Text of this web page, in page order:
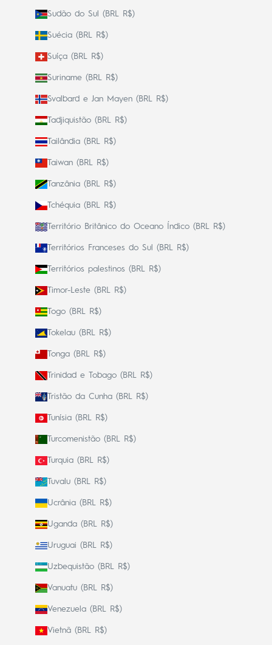
Sudão do Sul (BRL R$)
Suécia (BRL R$)
Suíça (BRL R$)
Suriname (BRL R$)
Svalbard e Jan Mayen (BRL R$)
Tadjiquistão (BRL R$)
Tailândia (BRL R$)
Taiwan (BRL R$)
Tanzânia (BRL R$)
Tchéquia (BRL R$)
Território Britânico do Oceano Índico (BRL R$)
Territórios Franceses do Sul (BRL R$)
Territórios palestinos (BRL R$)
Timor-Leste (BRL R$)
Togo (BRL R$)
Tokelau (BRL R$)
Tonga (BRL R$)
Trinidad e Tobago (BRL R$)
Tristão da Cunha (BRL R$)
Tunísia (BRL R$)
Turcomenistão (BRL R$)
Turquia (BRL R$)
Tuvalu (BRL R$)
Ucrânia (BRL R$)
Uganda (BRL R$)
Uruguai (BRL R$)
Uzbequistão (BRL R$)
Vanuatu (BRL R$)
Venezuela (BRL R$)
Vietnã (BRL R$)